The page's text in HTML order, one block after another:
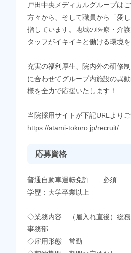
戸田中央メディカルグループは
方々から、そして職員から「愛
指しています。地域の医療・介
タッフがイキイキと働ける環境
充実の福利厚生、院内外の研修
に合わせてグループ内施設の異
様を全力で応援いたします！
当院採用サイトが下記URLよりご
https://atami-tokoro.jp/recruit/
応募資格
普通自動車運転免許 必須
学歴：大学卒業以上
◇業務内容 （雇入れ直後）総務
事務部
◇雇用形態 常勤